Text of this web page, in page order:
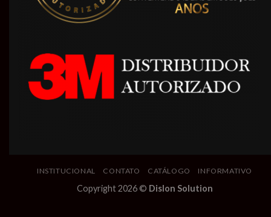
INSTITUCIONAL CONTATO CATÁLOGO INFORMATIVO
Copyright 2026 © Dislon Solution